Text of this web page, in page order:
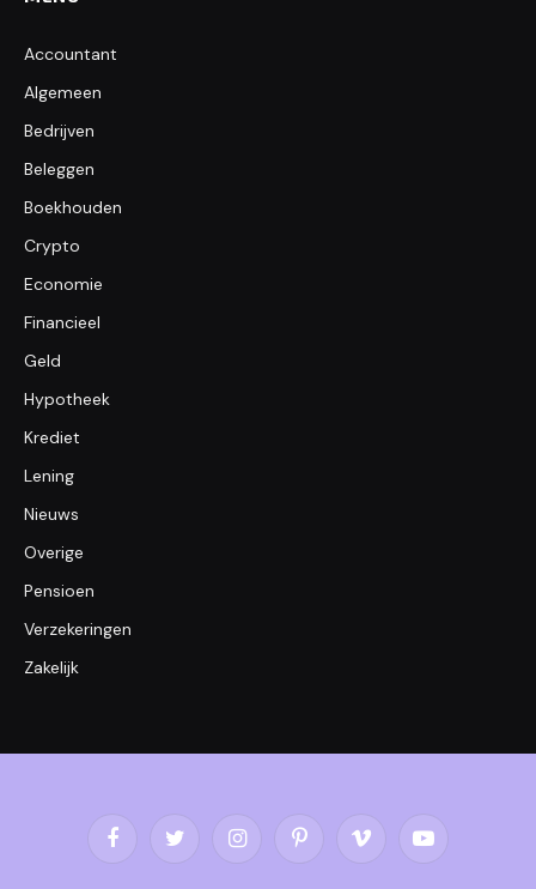
Accountant
Algemeen
Bedrijven
Beleggen
Boekhouden
Crypto
Economie
Financieel
Geld
Hypotheek
Krediet
Lening
Nieuws
Overige
Pensioen
Verzekeringen
Zakelijk
FacebookTwitter InstagramPinterestVimeo YouTube